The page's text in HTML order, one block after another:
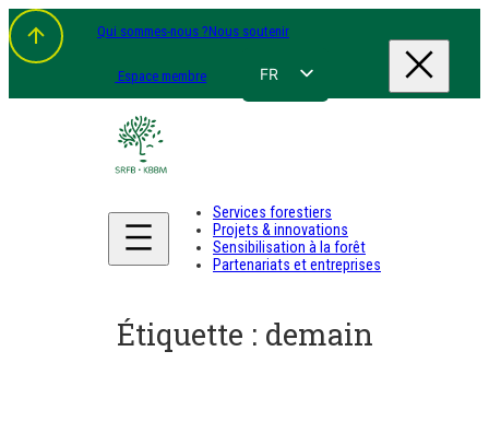
Aller
au
contenu
Qui sommes-nous ?Nous soutenir
Espace membre FR
DE
Services forestiers
Projets & innovations
Sensibilisation à la forêt
Partenariats et entreprises
Étiquette : demain